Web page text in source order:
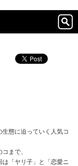
態に迫っていく人気コ
まで、
「ヤリ子」と「恋愛ニ